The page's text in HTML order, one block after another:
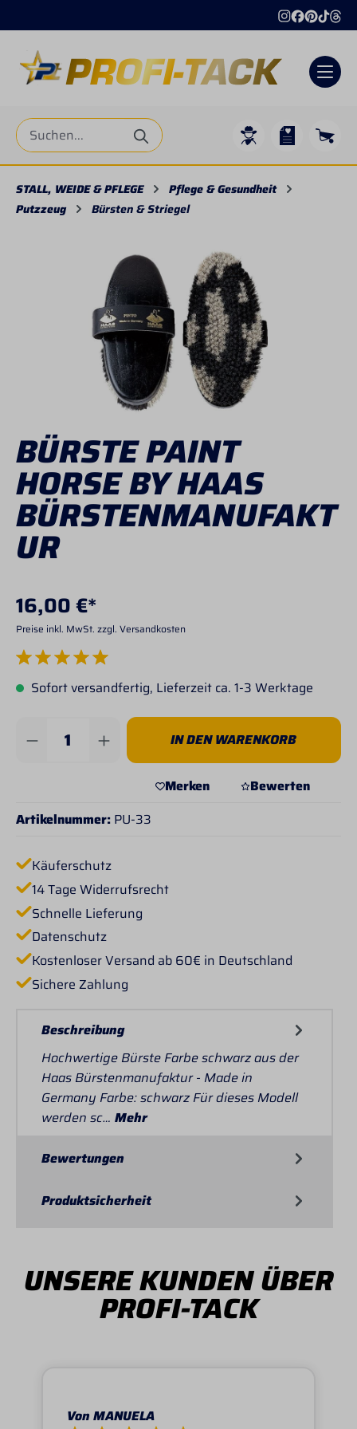
STALL, WEIDE & PFLEGE
Pflege & Gesundheit
Putzzeug
Bürsten & Striegel
Bildergalerie überspringen
BÜRSTE PAINT
HORSE BY HAAS
BÜRSTENMANUFAKT
UR
16,00 €*
Preise inkl. MwSt. zzgl. Versandkosten
Durchschnittliche Bewertung von 5 von 5 Sternen
Sofort versandfertig, Lieferzeit ca. 1-3 Werktage
Produkt Anzahl: Gib den gewünschten
IN DEN WARENKORB
Merken
Bewerten
Artikelnummer: PU-33
Käuferschutz
14 Tage Widerrufsrecht
Schnelle Lieferung
Datenschutz
Kostenloser Versand ab 60€ in Deutschland
Sichere Zahlung
Beschreibung
Hochwertige Bürste Farbe schwarz aus der
Haas Bürstenmanufaktur - Made in
Germany Farbe: schwarz Für dieses Modell
werden sc… Mehr
Bewertungen
Produktsicherheit
UNSERE KUNDEN ÜBER
PROFI-TACK
Von MANUELA